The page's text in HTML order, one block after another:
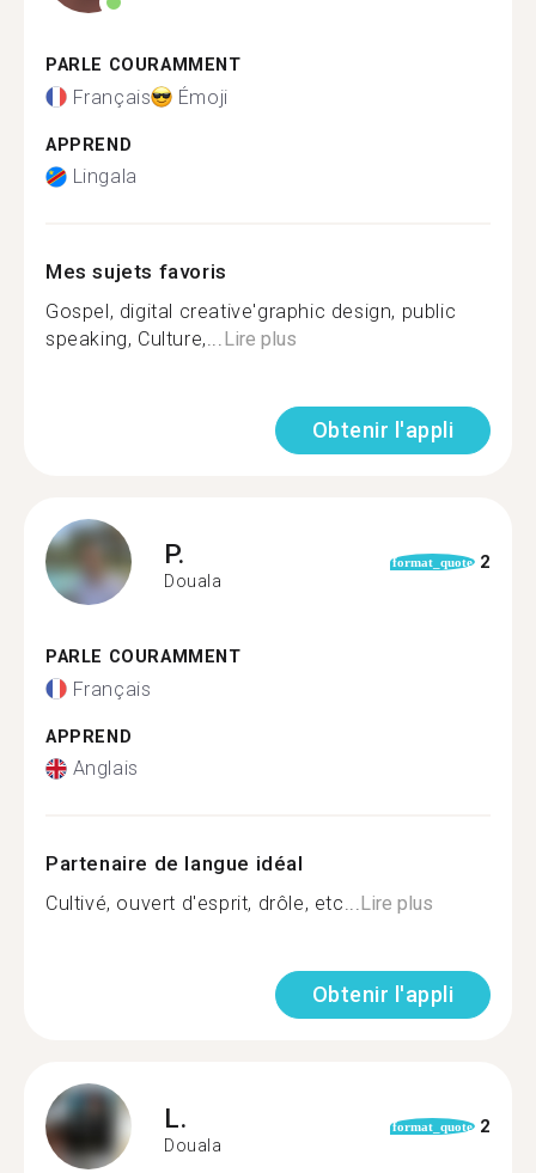
PARLE COURAMMENT
Français Émoji
APPREND
Lingala
Mes sujets favoris
Gospel, digital creative'graphic design, public
speaking, Culture,...Lire plus
Obtenir l'appli
P.
Douala
format_quote 2
PARLE COURAMMENT
Français
APPREND
Anglais
Partenaire de langue idéal
Cultivé, ouvert d'esprit, drôle, etc...Lire plus
Obtenir l'appli
L.
Douala
format_quote 2